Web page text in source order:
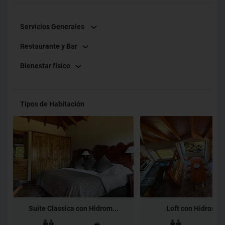
Servicios Generales
Restaurante y Bar
Bienestar físico
Tipos de Habitación
Suite Classica con Hidrom... Loft con